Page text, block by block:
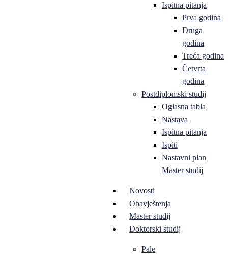
Ispitna pitanja
Prva godina
Druga
godina
Treća godina
Četvrta
godina
Postdiplomski studij
Oglasna tabla
Nastava
Ispitna pitanja
Ispiti
Nastavni plan
Master studij
Novosti
Obavještenja
Master studij
Doktorski studij
Pale